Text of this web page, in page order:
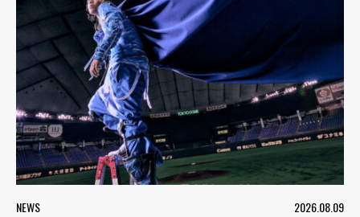
NEWS 2026.08.09